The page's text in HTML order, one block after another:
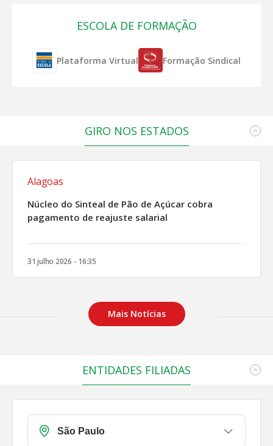
ESCOLA DE FORMAÇÃO
Plataforma Virtual Formação Sindical
GIRO NOS ESTADOS
Alagoas
Núcleo do Sinteal de Pão de Açúcar cobra
pagamento de reajuste salarial
31 julho 2026 - 16:35
Mais Notícias
ENTIDADES FILIADAS